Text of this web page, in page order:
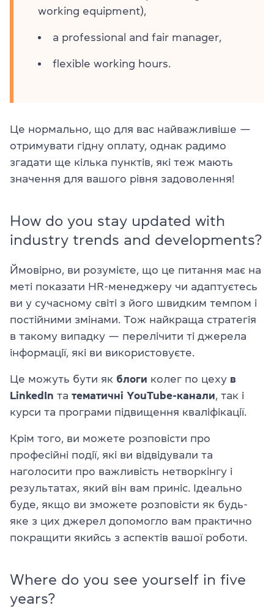
working equipment),
a professional and fair manager,
flexible working hours.
Це нормально, що для вас найважливіше —
отримувати гідну оплату, однак радимо
згадати ще кілька пунктів, які теж мають
значення для вашого рівня задоволення!
How do you stay updated with
industry trends and developments?
Ймовірно, ви розумієте, що це питання має на
меті показати HR-менеджеру чи адаптуєтесь
ви у сучасному світі з його швидким темпом і
постійними змінами. Тож найкраща стратегія
в такому випадку — перелічити ті джерела
інформації, які ви використовуєте.
Це можуть бути як блоги колег по цеху в
LinkedIn та тематичні YouTube-канали, так і
курси та програми підвищення кваліфікації.
Крім того, ви можете розповісти про
професійні події, які ви відвідували та
наголосити про важливість нетворкінгу і
результатах, який він вам приніс. Ідеально
буде, якщо ви зможете розповісти як будь-
яке з цих джерел допомогло вам практично
покращити якийсь з аспектів вашої роботи.
Where do you see yourself in five
years?